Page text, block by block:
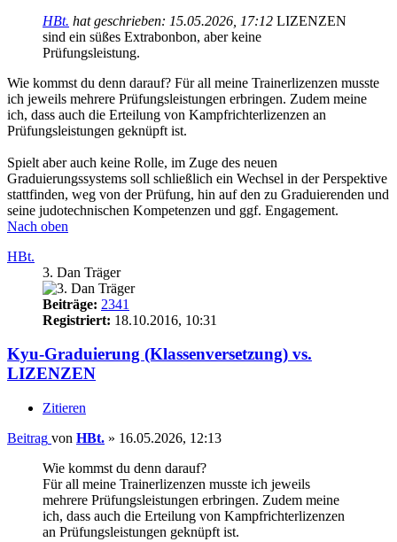
HBt. hat geschrieben: 15.05.2026, 17:12 LIZENZEN
sind ein süßes Extrabonbon, aber keine
Prüfungsleistung.
Wie kommst du denn darauf? Für all meine Trainerlizenzen musste
ich jeweils mehrere Prüfungsleistungen erbringen. Zudem meine
ich, dass auch die Erteilung von Kampfrichterlizenzen an
Prüfungsleistungen geknüpft ist.
Spielt aber auch keine Rolle, im Zuge des neuen
Graduierungssystems soll schließlich ein Wechsel in der Perspektive
stattfinden, weg von der Prüfung, hin auf den zu Graduierenden und
seine judotechnischen Kompetenzen und ggf. Engagement.
Nach oben
HBt.
3. Dan Träger
Beiträge: 2341
Registriert: 18.10.2016, 10:31
Kyu-Graduierung (Klassenversetzung) vs.
LIZENZEN
Zitieren
Beitrag von HBt. » 16.05.2026, 12:13
Wie kommst du denn darauf?
Für all meine Trainerlizenzen musste ich jeweils
mehrere Prüfungsleistungen erbringen. Zudem meine
ich, dass auch die Erteilung von Kampfrichterlizenzen
an Prüfungsleistungen geknüpft ist.